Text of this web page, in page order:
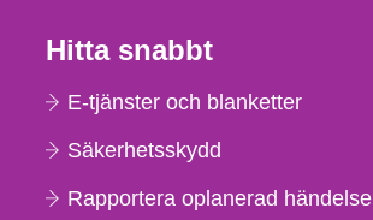
Hitta snabbt
E-tjänster och blanketter
Säkerhetsskydd
Rapportera oplanerad händelse